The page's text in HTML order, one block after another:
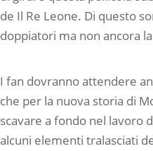
de Il Re Leone. Di questo
doppiatori ma non ancora la
I fan dovranno attendere
che per la nuova storia di
scavare a fondo nel lavoro
alcuni elementi tralasciati